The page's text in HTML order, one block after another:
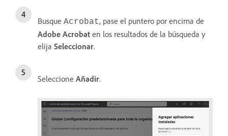
Busque Acrobat, pase el puntero por encima de
Adobe Acrobat en los resultados de la búsqueda y
elija Seleccionar.
Seleccione Añadir.